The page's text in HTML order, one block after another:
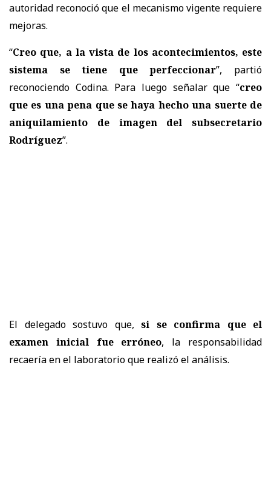
autoridad reconoció que el mecanismo vigente requiere
mejoras.
“Creo que, a la vista de los acontecimientos, este
sistema se tiene que perfeccionar”, partió
reconociendo Codina. Para luego señalar que “creo
que es una pena que se haya hecho una suerte de
aniquilamiento de imagen del subsecretario
Rodríguez”.
El delegado sostuvo que, si se confirma que el
examen inicial fue erróneo, la responsabilidad
recaería en el laboratorio que realizó el análisis.